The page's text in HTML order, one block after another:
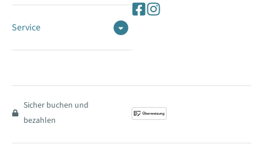
Service
Sicher buchen und
bezahlen